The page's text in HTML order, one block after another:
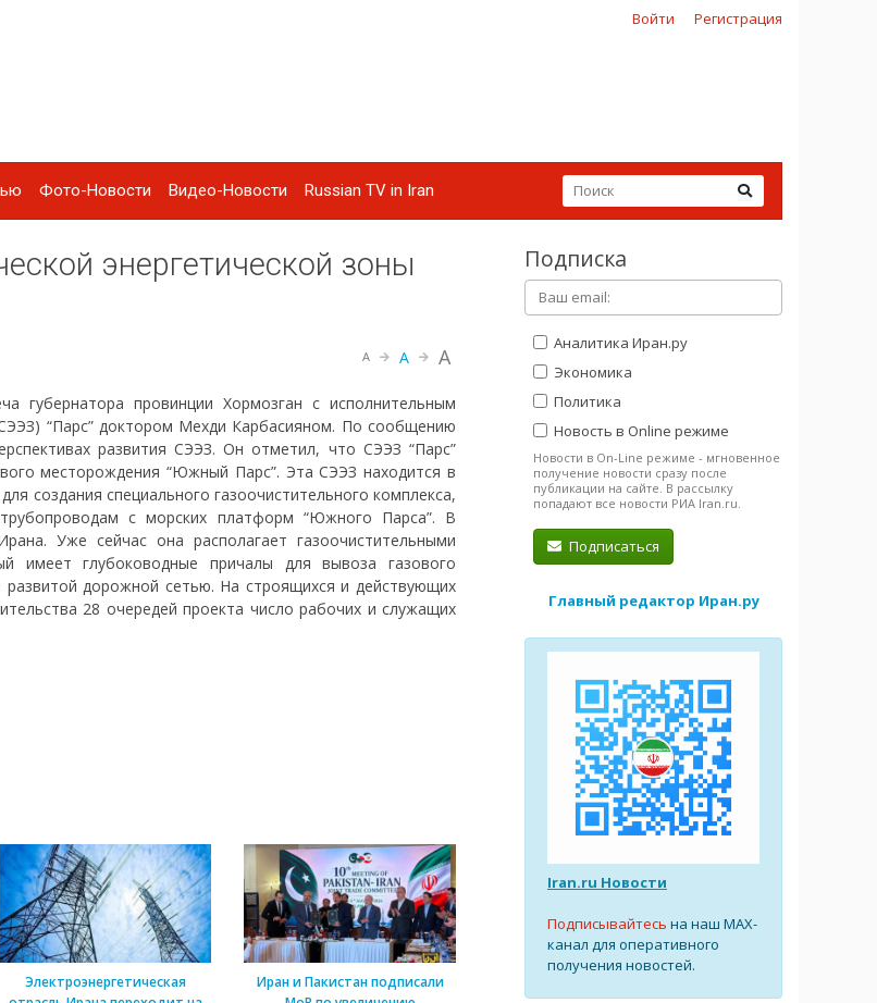
Войти Регистрация
Фото-Новости Видео-Новости Russian TV in Iran
энергетической зоны
A A A
губернатора провинции Хормозган с исполнительным
“Парс” доктором Мехди Карбасияном. По сообщению
развития СЭЭЗ. Он отметил, что СЭЭЗ “Парс”
месторождения “Южный Парс”. Эта СЭЭЗ находится в
создания специального газоочистительного комплекса,
с морских платформ “Южного Парса”. В
Уже сейчас она располагает газоочистительными
имеет глубоководные причалы для вывоза газового
дорожной сетью. На строящихся и действующих
28 очередей проекта число рабочих и служащих
Электроэнергетическая
Иран и Пакистан подписали
Подписка
Аналитика Иран.ру
Экономика
Политика
Новость в Online режиме
Новости в On-Line режиме - мгновенное
получение новости сразу после
публикации на сайте. В рассылку
попадают все новости РИА Iran.ru.
Подписаться
Главный редактор Иран.ру
Iran.ru Новости
Подписывайтесь на наш MAX-
канал для оперативного
получения новостей.